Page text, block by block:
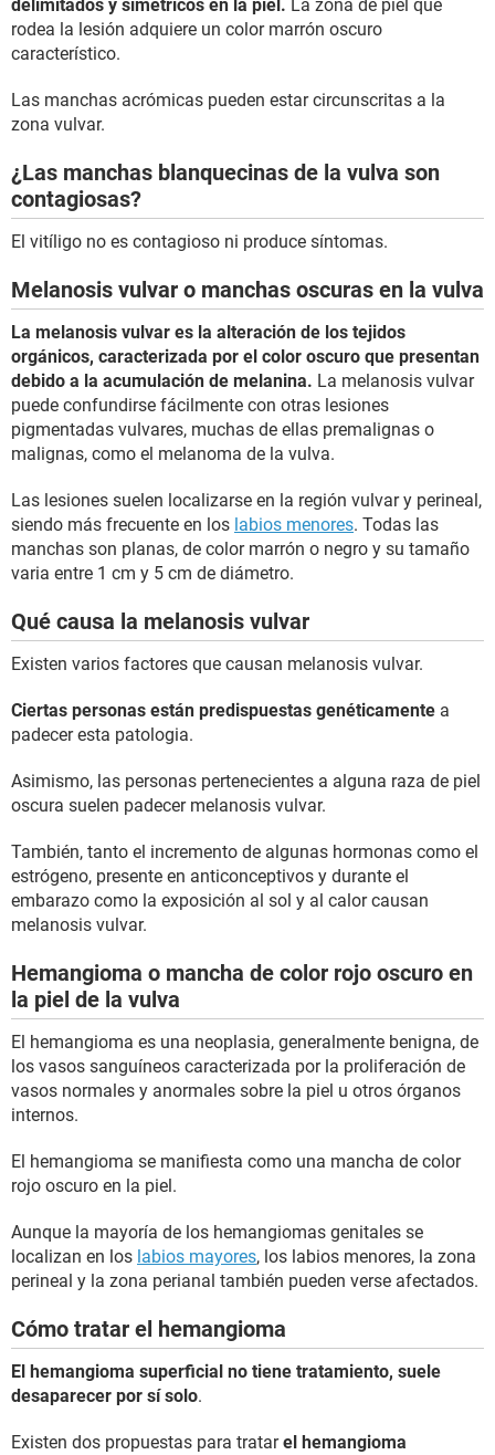
delimitados y simétricos en la piel. La zona de piel que
rodea la lesión adquiere un color marrón oscuro
característico.
Las manchas acrómicas pueden estar circunscritas a la
zona vulvar.
¿Las manchas blanquecinas de la vulva son
contagiosas?
El vitíligo no es contagioso ni produce síntomas.
Melanosis vulvar o manchas oscuras en la vulva
La melanosis vulvar es la alteración de los tejidos
orgánicos, caracterizada por el color oscuro que presentan
debido a la acumulación de melanina. La melanosis vulvar
puede confundirse fácilmente con otras lesiones
pigmentadas vulvares, muchas de ellas premalignas o
malignas, como el melanoma de la vulva.
Las lesiones suelen localizarse en la región vulvar y perineal,
siendo más frecuente en los labios menores. Todas las
manchas son planas, de color marrón o negro y su tamaño
varia entre 1 cm y 5 cm de diámetro.
Qué causa la melanosis vulvar
Existen varios factores que causan melanosis vulvar.
Ciertas personas están predispuestas genéticamente a
padecer esta patologia.
Asimismo, las personas pertenecientes a alguna raza de piel
oscura suelen padecer melanosis vulvar.
También, tanto el incremento de algunas hormonas como el
estrógeno, presente en anticonceptivos y durante el
embarazo como la exposición al sol y al calor causan
melanosis vulvar.
Hemangioma o mancha de color rojo oscuro en
la piel de la vulva
El hemangioma es una neoplasia, generalmente benigna, de
los vasos sanguíneos caracterizada por la proliferación de
vasos normales y anormales sobre la piel u otros órganos
internos.
El hemangioma se manifiesta como una mancha de color
rojo oscuro en la piel.
Aunque la mayoría de los hemangiomas genitales se
localizan en los labios mayores, los labios menores, la zona
perineal y la zona perianal también pueden verse afectados.
Cómo tratar el hemangioma
El hemangioma superficial no tiene tratamiento, suele
desaparecer por sí solo.
Existen dos propuestas para tratarel hemangioma